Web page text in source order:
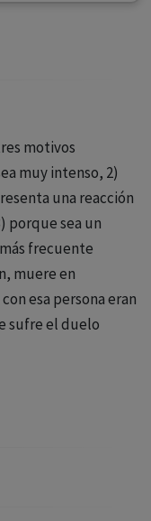
motivos
muy intenso, 2)
una reacción
porque sea un
frecuente
muere en
esa persona eran
sufre el duelo